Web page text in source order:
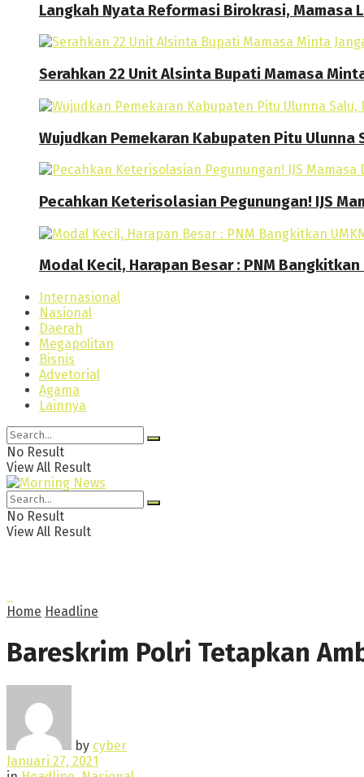
Langkah Nyata Reformasi Birokrasi, Mamasa
Serahkan 22 Unit Alsinta Bupati Mamasa
Wujudkan Pemekaran Kabupaten Pitu
Pecahkan Keterisolasian Pegunungan! IJS
Modal Kecil, Harapan Besar : PNM Bangkitkan
Internasional
Nasional
Daerah
Megapolitan
Bisnis
Advetorial
Agama
Lainnya
No Result
View All Result
No Result
View All Result
Home Headline
Bareskrim Polri Tetapkan
by cyber
Januari 27, 2021